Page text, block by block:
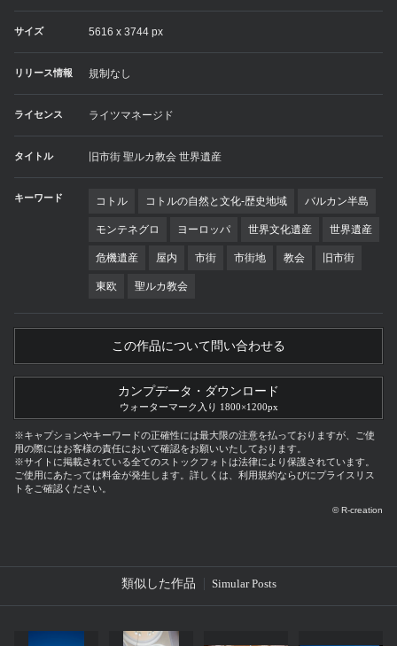
サイズ 5616 x 3744 px
リリース情報 規制なし
ライセンス ライツマネージド
タイトル 旧市街 聖ルカ教会 世界遺産
キーワード コトル コトルの自然と文化-歴史地域 バルカン半島
モンテネグロ ヨーロッパ 世界文化遺産 世界遺産
危機遺産 屋内 市街 市街地 教会 旧市街
東欧 聖ルカ教会
この作品について問い合わせる
カンプデータ・ダウンロード
ウォーターマーク入り 1800×1200px
※キャプションやキーワードの正確性には最大限の注意を払っておりますが、ご使
用の際にはお客様の責任において確認をお願いいたしております。
※サイトに掲載されている全てのストックフォトは法律により保護されています。
ご使用にあたっては料金が発生します。詳しくは、利用規約ならびにプライスリス
トをご確認ください。
© R-creation
類似した作品 Simular Posts